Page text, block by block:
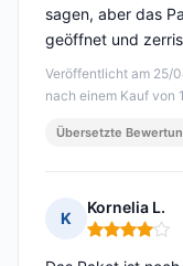
Veröffentlicht am 25/
nach einem Kauf von
sagen, aber das
geöffnet und
Übersetzte
K
Kornelia L.
Hinweis: 4